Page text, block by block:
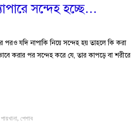
সন্দেহ হচ্ছে…
পরও যদি নাপাকি নিয়ে সন্দেহ হয় তাহলে কি করা
করার পর সন্দেহ করে যে, তার কাপড়ে বা শরীরে
পায়খানা,পেশাব